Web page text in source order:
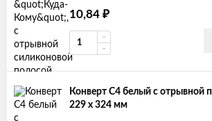
10,84 ₽
Конверт С4 белый с отрывной
229 x 324 мм